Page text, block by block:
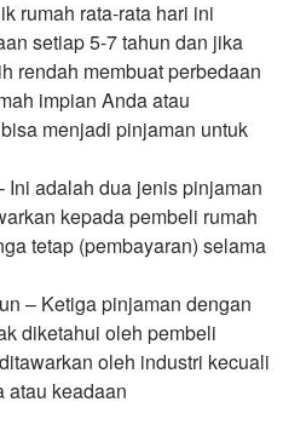
rumah rata-rata hari ini
setiap 5-7 tahun dan jika
rendah membuat perbedaan
impian Anda atau
menjadi pinjaman untuk
Ini adalah dua jenis pinjaman
kepada pembeli rumah
tetap (pembayaran) selama
– Ketiga pinjaman dengan
diketahui oleh pembeli
oleh industri kecuali
atau keadaan